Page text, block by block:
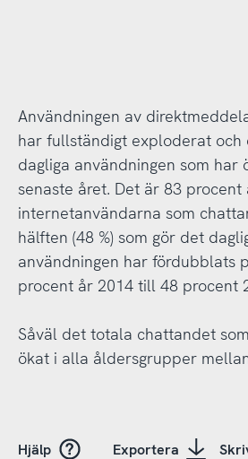
Användningen av
har fullständigt exploderat
dagliga användningen som har
senaste året. Det är 83 procent
internetanvändarna som
hälften (48 %) som gör det
användningen har fördubblats
procent år 2014 till 48 procent
Såväl det totala chattandet
ökat i alla åldersgrupper
Hjälp Exportera